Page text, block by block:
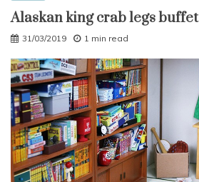
Alaskan king crab legs buffet
31/03/2019 1 min read